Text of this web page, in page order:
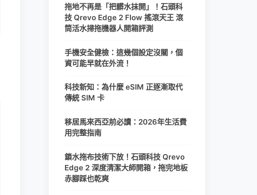
拖地不再是「把髒水抹開」！石頭科
技 Qrevo Edge 2 Flow 搖滾天王 滾
筒活水掃拖機器人開箱評測
手機安全健檢：這幾個設定沒關，個
資可能早就在外流！
科技新知：為什麼 eSIM 正逐漸取代
傳統 SIM 卡
移居馬來西亞前必讀：2026年生活費
用完整指南
鎖水拖布技術下放！石頭科技 Qrevo
Edge 2 深度清潔大師開箱，拖完地板
赤腳踩也乾爽